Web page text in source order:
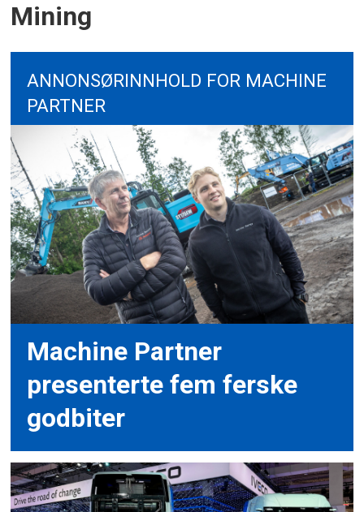
Mining
ANNONSØRINNHOLD FOR MACHINE
PARTNER
Machine Partner
presenterte fem ferske
godbiter